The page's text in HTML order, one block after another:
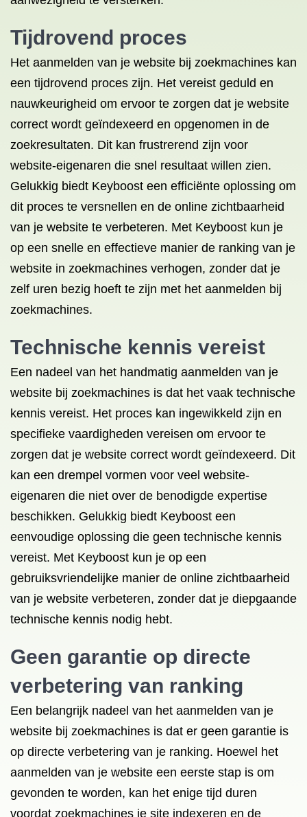
Tijdrovend proces
Het aanmelden van je website bij zoekmachines kan
een tijdrovend proces zijn. Het vereist geduld en
nauwkeurigheid om ervoor te zorgen dat je website
correct wordt geïndexeerd en opgenomen in de
zoekresultaten. Dit kan frustrerend zijn voor
website-eigenaren die snel resultaat willen zien.
Gelukkig biedt Keyboost een efficiënte oplossing om
dit proces te versnellen en de online zichtbaarheid
van je website te verbeteren. Met Keyboost kun je
op een snelle en effectieve manier de ranking van je
website in zoekmachines verhogen, zonder dat je
zelf uren bezig hoeft te zijn met het aanmelden bij
zoekmachines.
Technische kennis vereist
Een nadeel van het handmatig aanmelden van je
website bij zoekmachines is dat het vaak technische
kennis vereist. Het proces kan ingewikkeld zijn en
specifieke vaardigheden vereisen om ervoor te
zorgen dat je website correct wordt geïndexeerd. Dit
kan een drempel vormen voor veel website-
eigenaren die niet over de benodigde expertise
beschikken. Gelukkig biedt Keyboost een
eenvoudige oplossing die geen technische kennis
vereist. Met Keyboost kun je op een
gebruiksvriendelijke manier de online zichtbaarheid
van je website verbeteren, zonder dat je diepgaande
technische kennis nodig hebt.
Geen garantie op directe
verbetering van ranking
Een belangrijk nadeel van het aanmelden van je
website bij zoekmachines is dat er geen garantie is
op directe verbetering van je ranking. Hoewel het
aanmelden van je website een eerste stap is om
gevonden te worden, kan het enige tijd duren
voordat zoekmachines je site indexeren en de